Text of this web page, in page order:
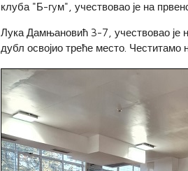
клуба "Б-гyм", учествовао је на
Лука Дамњановић 3-7, учествовао је
дубл освојио треће место.